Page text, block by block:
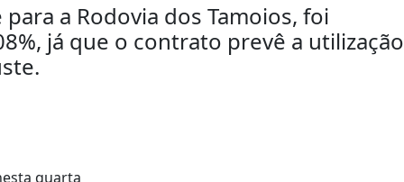
a Rodovia dos Tamoios, foi
já que o contrato prevê a utilização